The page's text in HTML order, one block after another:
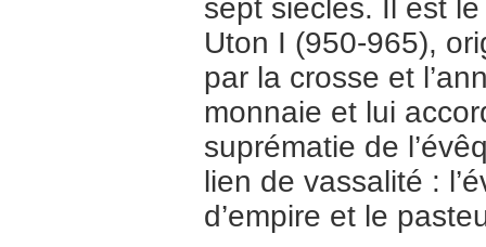
sept siècles. Il est
Uton I (950-965),
par la crosse et
monnaie et lui
suprématie de
lien de vassalité :
d’empire et le